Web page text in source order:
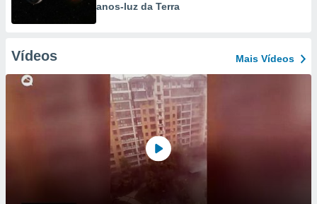
anos-luz da Terra
Vídeos Mais Vídeos